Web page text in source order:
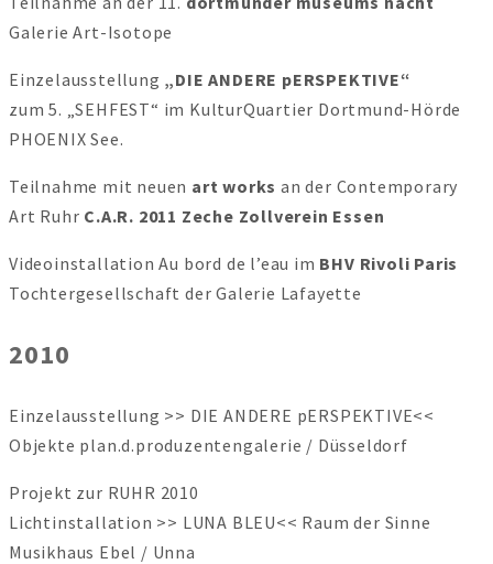
Galerie Art-Isotope
Einzelausstellung „DIE ANDERE pERSPEKTIVE“
zum 5. „SEHFEST“ im KulturQuartier Dortmund-Hörde
PHOENIX See.
Teilnahme mit neuen art works an der Contemporary
Art Ruhr C.A.R. 2011 Zeche Zollverein Essen
Videoinstallation Au bord de l’eau im BHV Rivoli Paris
Tochtergesellschaft der Galerie Lafayette
2010
Einzelausstellung >> DIE ANDERE pERSPEKTIVE<<
Objekte plan.d.produzentengalerie / Düsseldorf
Projekt zur RUHR 2010
Lichtinstallation >> LUNA BLEU<< Raum der Sinne
Musikhaus Ebel / Unna